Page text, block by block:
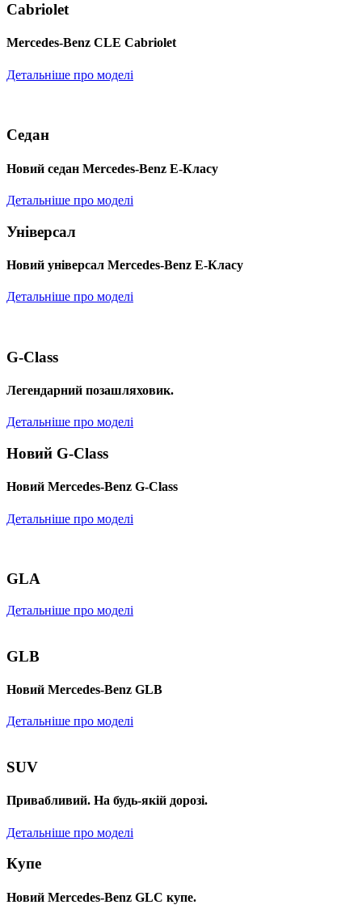
Cabriolet
Mercedes-Benz CLE Cabriolet
Детальніше про моделі
Седан
Новий седан Mercedes-Benz Е-Класу
Детальніше про моделі
Універсал
Новий універсал Mercedes-Benz E-Класу
Детальніше про моделі
G-Class
Легендарний позашляховик.
Детальніше про моделі
Новий G-Class
Новий Mercedes-Benz G-Class
Детальніше про моделі
GLA
Детальніше про моделі
GLB
Новий Mercedes-Benz GLB
Детальніше про моделі
SUV
Привабливий. На будь-якій дорозі.
Детальніше про моделі
Купе
Новий Mercedes-Benz GLС купе.